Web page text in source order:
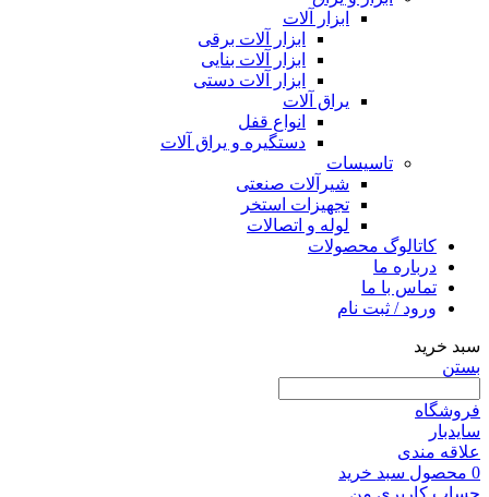
ابزار آلات
ابزار آلات برقی
ابزار آلات بنایی
ابزار آلات دستی
یراق آلات
انواع قفل
دستگیره و یراق آلات
تاسیسات
شیرآلات صنعتی
تجهیزات استخر
لوله و اتصالات
کاتالوگ محصولات
درباره ما
تماس با ما
ورود / ثبت نام
سبد خرید
بستن
فروشگاه
سایدبار
علاقه مندی
0 محصول سبد خرید